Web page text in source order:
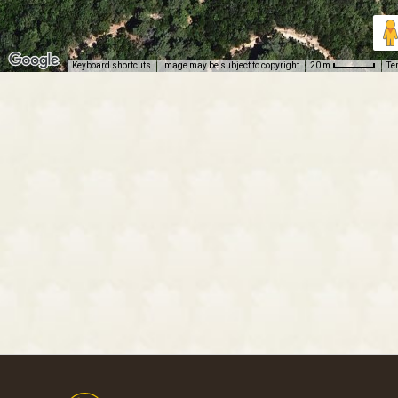
Keyboard shortcuts Image may be subject to copyright 20 m